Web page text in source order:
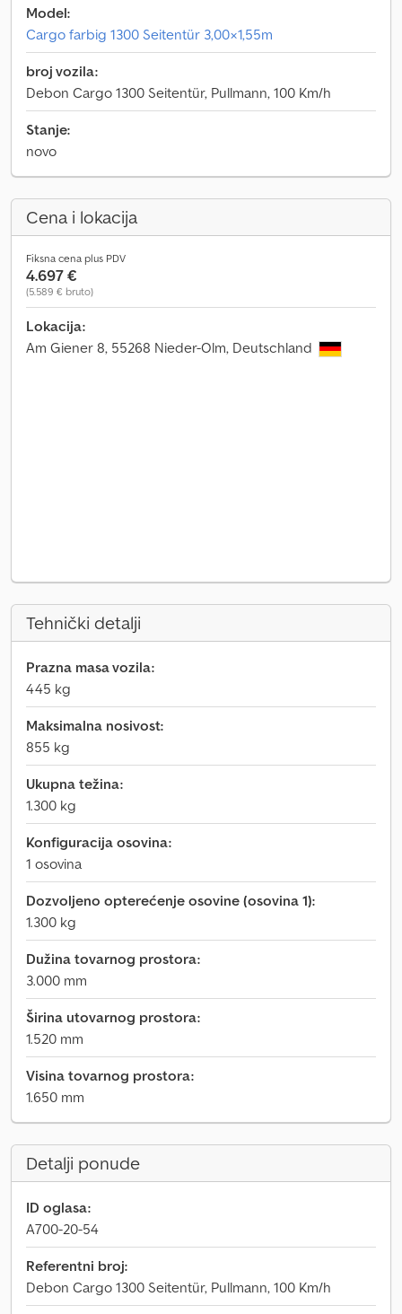
Model:
Cargo farbig 1300 Seitentür 3,00×1,55m
broj vozila:
Debon Cargo 1300 Seitentür, Pullmann, 100 Km/h
Stanje:
novo
Cena i lokacija
Fiksna cena plus PDV
4.697 €
(5.589 € bruto)
Lokacija:
Am Giener 8, 55268 Nieder-Olm, Deutschland
Tehnički detalji
Prazna masa vozila:
445 kg
Maksimalna nosivost:
855 kg
Ukupna težina:
1.300 kg
Konfiguracija osovina:
1 osovina
Dozvoljeno opterećenje osovine (osovina 1):
1.300 kg
Dužina tovarnog prostora:
3.000 mm
Širina utovarnog prostora:
1.520 mm
Visina tovarnog prostora:
1.650 mm
Detalji ponude
ID oglasa:
A700-20-54
Referentni broj:
Debon Cargo 1300 Seitentür, Pullmann, 100 Km/h